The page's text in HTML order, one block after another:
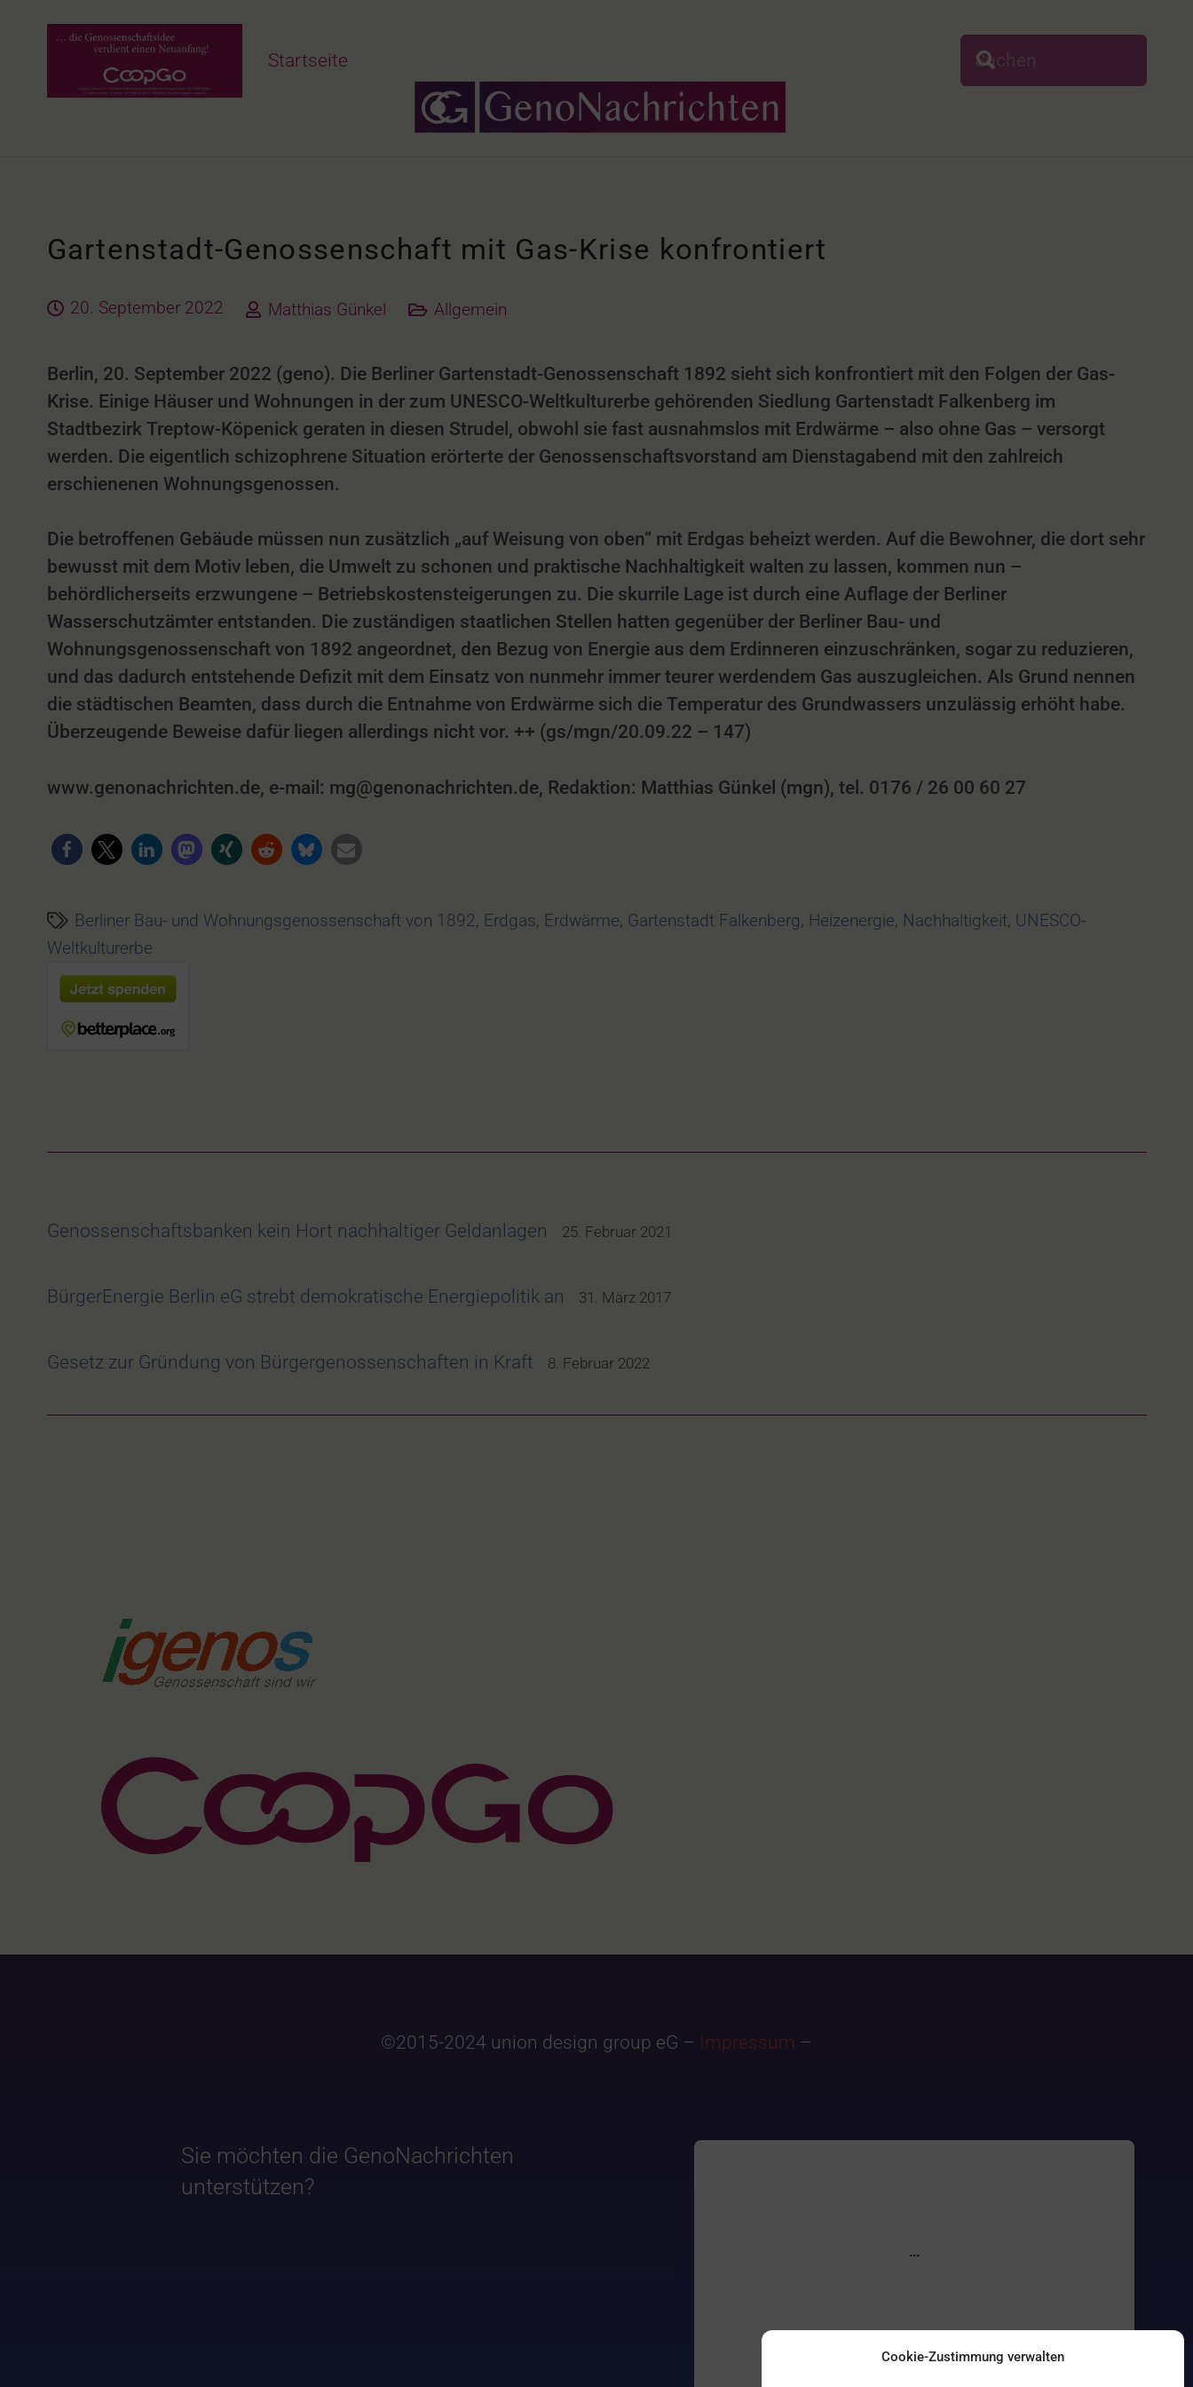
Cookie-Zustimmung verwalten
Startseite
Gartenstadt-Genossenschaft mit Gas-Krise konfrontiert
20. September 2022 Matthias Günkel Allgemein
Berlin, 20. September 2022 (geno). Die Berliner Gartenstadt-Genossenschaft 1892 sieht sich konfrontiert mit den Folgen der Gas-
Krise. Einige Häuser und Wohnungen in der zum UNESCO-Weltkulturerbe gehörenden Siedlung Gartenstadt Falkenberg im
Stadtbezirk Treptow-Köpenick geraten in diesen Strudel, obwohl sie fast ausnahmslos mit Erdwärme – also ohne Gas – versorgt
werden. Die eigentlich schizophrene Situation erörterte der Genossenschaftsvorstand am Dienstagabend mit den zahlreich
erschienenen Wohnungsgenossen.
Die betroffenen Gebäude müssen nun zusätzlich „auf Weisung von oben“ mit Erdgas beheizt werden. Auf die Bewohner, die dort sehr
bewusst mit dem Motiv leben, die Umwelt zu schonen und praktische Nachhaltigkeit walten zu lassen, kommen nun –
behördlicherseits erzwungene – Betriebskostensteigerungen zu. Die skurrile Lage ist durch eine Auflage der Berliner
Wasserschutzämter entstanden. Die zuständigen staatlichen Stellen hatten gegenüber der Berliner Bau- und
Wohnungsgenossenschaft von 1892 angeordnet, den Bezug von Energie aus dem Erdinneren einzuschränken, sogar zu reduzieren,
und das dadurch entstehende Defizit mit dem Einsatz von nunmehr immer teurer werdendem Gas auszugleichen. Als Grund nennen
die städtischen Beamten, dass durch die Entnahme von Erdwärme sich die Temperatur des Grundwassers unzulässig erhöht habe.
Überzeugende Beweise dafür liegen allerdings nicht vor. ++ (gs/mgn/20.09.22 – 147)
www.genonachrichten.de, e-mail: mg@genonachrichten.de, Redaktion: Matthias Günkel (mgn), tel. 0176 / 26 00 60 27
Berliner Bau- und Wohnungsgenossenschaft von 1892, Erdgas, Erdwärme, Gartenstadt Falkenberg, Heizenergie, Nachhaltigkeit, UNESCO-
Weltkulturerbe
Genossenschaftsbanken kein Hort nachhaltiger Geldanlagen 25. Februar 2021
BürgerEnergie Berlin eG strebt demokratische Energiepolitik an 31. März 2017
Gesetz zur Gründung von Bürgergenossenschaften in Kraft 8. Februar 2022
©2015-2024 union design group eG – Impressum –
Sie möchten die GenoNachrichten
unterstützen?